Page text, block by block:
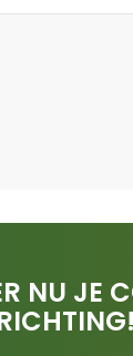
NU JE